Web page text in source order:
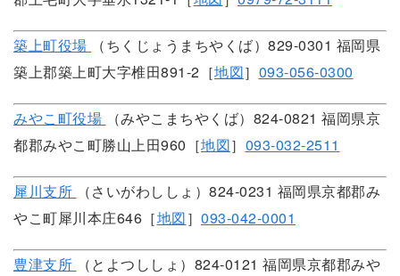
築上町役場
（ちくじょうまちやくば）829-0301 福岡県
築上郡築上町大字椎田891-2［地図］ 093-056-0300
みやこ町役場
（みやこまちやくば）824-0821 福岡県京
都郡みやこ町勝山上田960［地図］ 093-032-2511
犀川支所
（さいがわししょ）824-0231 福岡県京都郡み
やこ町犀川本庄646［地図］ 093-042-0001
豊津支所
（とよつししょ）824-0121 福岡県京都郡みや